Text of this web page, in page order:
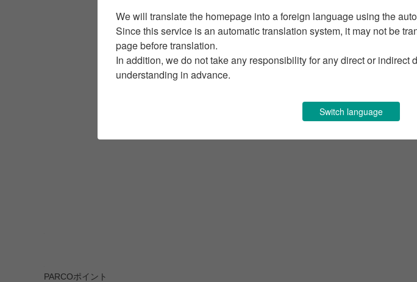
PARCOポイント
We will translate the homepage into a foreign language using the
Since this service is an automatic translation system, it may not be
page before translation.
In addition, we do not take any responsibility for any direct or
understanding in advance.
Switch language